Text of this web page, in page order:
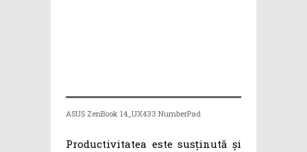
ASUS ZenBook 14_UX433 NumberPad
Productivitatea este susținută și